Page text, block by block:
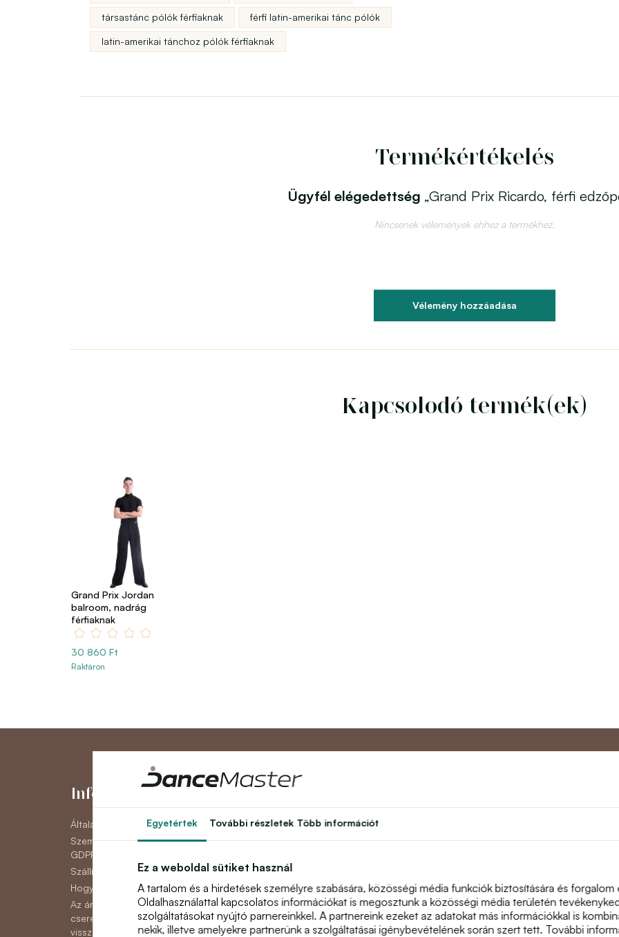
Egyetértek További részletek Több információt
Ez a weboldal sütiket használ
A tartalom és a hirdetések személyre szabására, közösségi média funkciók biztosítására és
Oldalhasználattal kapcsolatos információkat is megosztunk a közösségi média területén
szolgáltatásokat nyújtó parnereinkkel. A partnereink ezeket az adatokat más információkkal is
nekik, illetve amelyekre partnerünk a szolgáltatásai igénybevételének során szert tett. További
társastánc pólók férfiaknak férfi latin-amerikai tánc pólók
latin-amerikai tánchoz pólók férfiaknak
Termékértékelés
Ügyfél elégedettség „Grand Prix Ricardo, férfi
Nincsenek vélemények ehhez a termékhez.
Vélemény hozzáadása
Kapcsolodó termék(ek)
Grand Prix Jordan
balroom, nadrág
férfiaknak
30 860 Ft
Raktáron
Információk
Általános szerződési feltételek
Személyes adatok védelme
GDPR
Szállítás
Hogyan lehet fizetni
Az áruk reklamációjának,
cseréjének vagy
visszaküldésének módja
Fiókom
Eddigi megrendeléseim
Hűségprogram
Kapcsolat
Honlaptérkép